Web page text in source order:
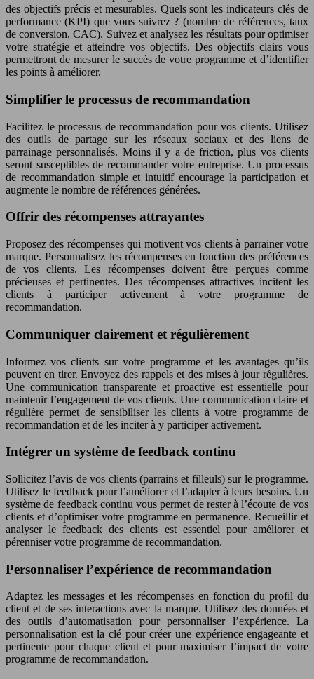
des objectifs précis et mesurables. Quels sont les indicateurs clés de
performance (KPI) que vous suivrez ? (nombre de références, taux
de conversion, CAC). Suivez et analysez les résultats pour optimiser
votre stratégie et atteindre vos objectifs. Des objectifs clairs vous
permettront de mesurer le succès de votre programme et d’identifier
les points à améliorer.
Simplifier le processus de recommandation
Facilitez le processus de recommandation pour vos clients. Utilisez
des outils de partage sur les réseaux sociaux et des liens de
parrainage personnalisés. Moins il y a de friction, plus vos clients
seront susceptibles de recommander votre entreprise. Un processus
de recommandation simple et intuitif encourage la participation et
augmente le nombre de références générées.
Offrir des récompenses attrayantes
Proposez des récompenses qui motivent vos clients à parrainer votre
marque. Personnalisez les récompenses en fonction des préférences
de vos clients. Les récompenses doivent être perçues comme
précieuses et pertinentes. Des récompenses attractives incitent les
clients à participer activement à votre programme de
recommandation.
Communiquer clairement et régulièrement
Informez vos clients sur votre programme et les avantages qu’ils
peuvent en tirer. Envoyez des rappels et des mises à jour régulières.
Une communication transparente et proactive est essentielle pour
maintenir l’engagement de vos clients. Une communication claire et
régulière permet de sensibiliser les clients à votre programme de
recommandation et de les inciter à y participer activement.
Intégrer un système de feedback continu
Sollicitez l’avis de vos clients (parrains et filleuls) sur le programme.
Utilisez le feedback pour l’améliorer et l’adapter à leurs besoins. Un
système de feedback continu vous permet de rester à l’écoute de vos
clients et d’optimiser votre programme en permanence. Recueillir et
analyser le feedback des clients est essentiel pour améliorer et
pérenniser votre programme de recommandation.
Personnaliser l’expérience de recommandation
Adaptez les messages et les récompenses en fonction du profil du
client et de ses interactions avec la marque. Utilisez des données et
des outils d’automatisation pour personnaliser l’expérience. La
personnalisation est la clé pour créer une expérience engageante et
pertinente pour chaque client et pour maximiser l’impact de votre
programme de recommandation.